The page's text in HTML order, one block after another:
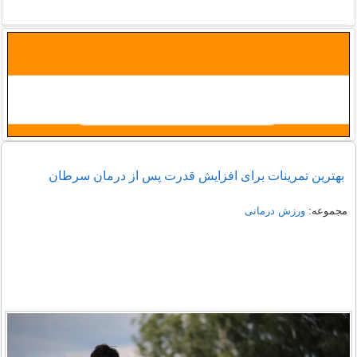
بهترین تمرینات برای افزایش قدرت پس از درمان سرطان
مجموعه:ورزش درمانی